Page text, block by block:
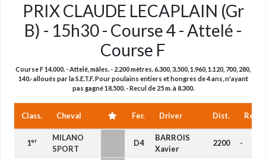
PRIX CLAUDE LECAPLAIN (Gr
B) - 15h30 - Course 4 - Attelé -
Course F
Course F 14.000. - Attelé, mâles. - 2.200 mètres. 6.300, 3.500, 1.960, 1.120, 700, 280,
140.- alloués par la S.E.T.F. Pour poulains entiers et hongres de 4 ans, n'ayant
pas gagné 18.500. - Recul de 25 m. à 8.300.
Class. Cheval Fer. Driver Dist.
1er
MILANO
SPORT
D4
BARROIS
Xavier
2200 -